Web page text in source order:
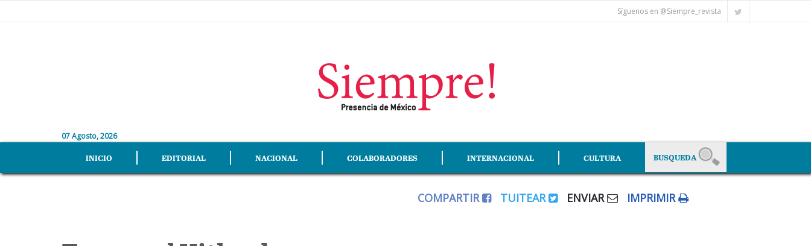
Síguenos en @Siempre_revista
07 Agosto, 2026
INICIO EDITORIAL NACIONAL COLABORADORES INTERNACIONAL CULTURA
COMPARTIR TUITEAR ENVIAR IMPRIMIR